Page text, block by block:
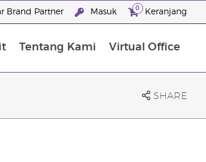
Brand Partner Masuk 0 Keranjang
Tentang Kami Virtual Office
SHARE